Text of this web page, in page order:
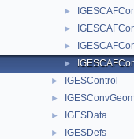
►
►
►
►
► IGESControl
►
► IGESData
► IGESDefs